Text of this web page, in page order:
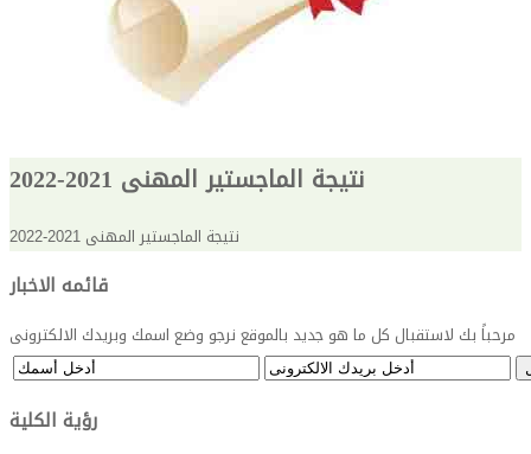
نتيجة الماجستير المهنى 2021-2022
نتيجة الماجستير المهنى 2021-2022
قائمه الاخبار
مرحباً بك لاستقبال كل ما هو جديد بالموقع نرجو وضع اسمك وبريدك الالكترونى
رؤية الكلية